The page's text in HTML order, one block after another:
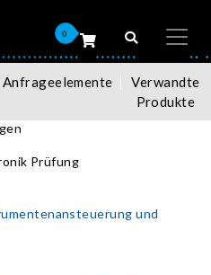
0
Anfrageelemente
Verwandte
Produkte
Prüfung
und